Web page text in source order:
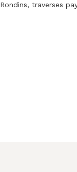
Rondins, traverses